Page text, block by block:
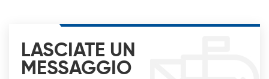
LASCIATE UN
MESSAGGIO